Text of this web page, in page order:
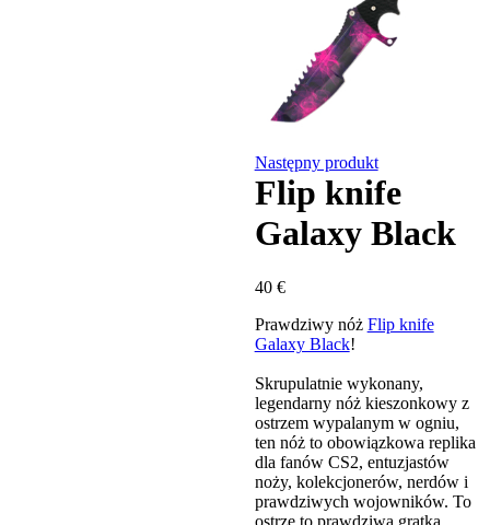
Następny produkt
Flip knife
Galaxy Black
40 €
Prawdziwy nóż Flip knife
Galaxy Black!
Skrupulatnie wykonany,
legendarny nóż kieszonkowy z
ostrzem wypalanym w ogniu,
ten nóż to obowiązkowa replika
dla fanów CS2, entuzjastów
noży, kolekcjonerów, nerdów i
prawdziwych wojowników. To
ostrze to prawdziwa gratka.